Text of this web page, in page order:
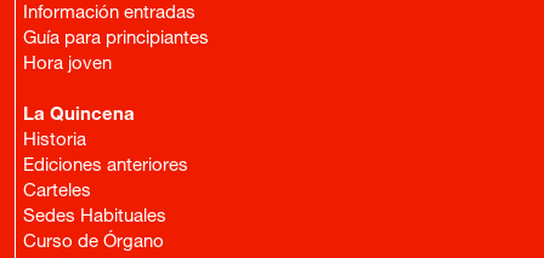
Información entradas
Guía para principiantes
Hora joven
La Quincena
Historia
Ediciones anteriores
Carteles
Sedes Habituales
Curso de Órgano